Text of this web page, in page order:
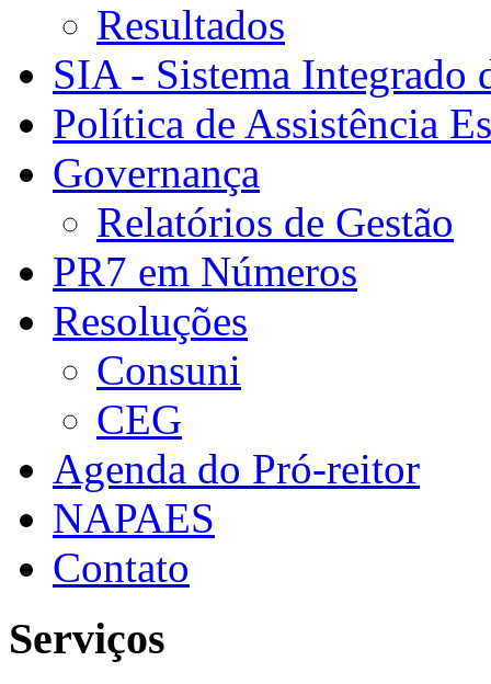
Resultados
SIA - Sistema Integrado
Política de Assistência
Governança
Relatórios de Gestão
PR7 em Números
Resoluções
Consuni
CEG
Agenda do Pró-reitor
NAPAES
Contato
Serviços